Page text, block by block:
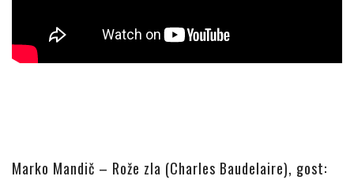
Marko Mandič – Rože zla (Charles Baudelaire), gost: